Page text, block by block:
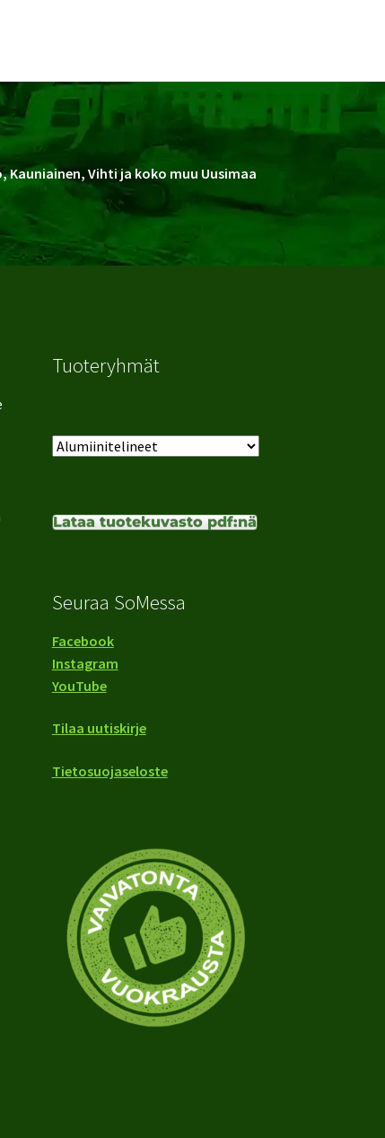
Kauniainen, Vihti ja koko muu Uusimaa
Tuoteryhmät
Lataa tuotekuvasto pdf:nä
Seuraa SoMessa
Facebook
Instagram
YouTube
Tilaa uutiskirje
Tietosuojaseloste